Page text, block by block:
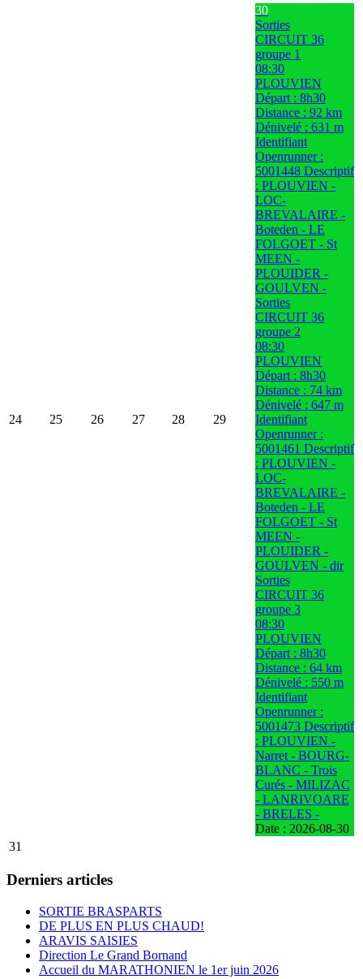
24 25 26 27 28 29
30
Sorties
CIRCUIT 36
groupe 1
08:30
PLOUVIEN
Départ : 8h30
Distance : 92 km
Dénivelé : 631 m
Identifiant
Openrunner :
5001448 Descriptif
: PLOUVIEN -
LOC-
BREVALAIRE -
Boteden - LE
FOLGOET - St
MEEN -
PLOUIDER -
GOULVEN -
Sorties
CIRCUIT 36
groupe 2
08:30
PLOUVIEN
Départ : 8h30
Distance : 74 km
Dénivelé : 647 m
Identifiant
Openrunner :
5001461 Descriptif
: PLOUVIEN -
LOC-
BREVALAIRE -
Boteden - LE
FOLGOET - St
MEEN -
PLOUIDER -
GOULVEN - dir
Sorties
CIRCUIT 36
groupe 3
08:30
PLOUVIEN
Départ : 8h30
Distance : 64 km
Dénivelé : 550 m
Identifiant
Openrunner :
5001473 Descriptif
: PLOUVIEN -
Narret - BOURG-
BLANC - Trois
Curés - MILIZAC
- LANRIVOARE
- BRELES -
Date : 2026-08-30
31
Derniers articles
SORTIE BRASPARTS
DE PLUS EN PLUS CHAUD!
ARAVIS SAISIES
Direction Le Grand Bornand
Accueil du MARATHONIEN le 1er juin 2026